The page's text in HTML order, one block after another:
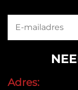
Adres: